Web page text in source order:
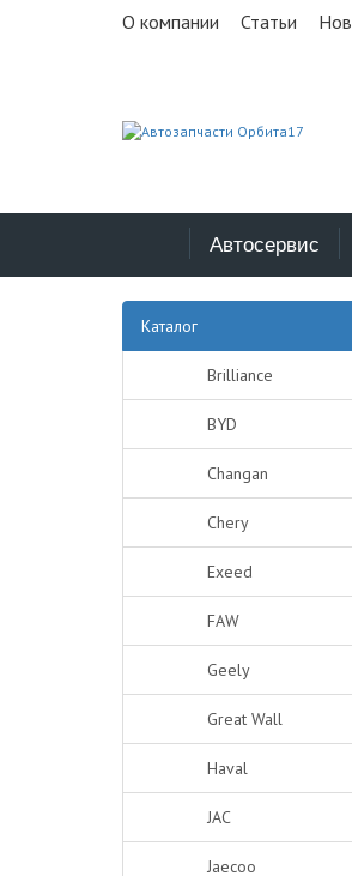
О компании Статьи
Автосервис
Каталог
Brilliance
BYD
Changan
Chery
Exeed
FAW
Geely
Great Wall
Haval
JAC
Jaecoo